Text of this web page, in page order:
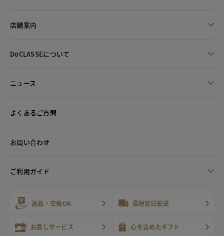
店舗案内
DoCLASSEについて
ニュース
よくあるご質問
お問い合わせ
ご利用ガイド
返品・交換OK 最短翌日配送
お直しサービス 心を込めたギフト